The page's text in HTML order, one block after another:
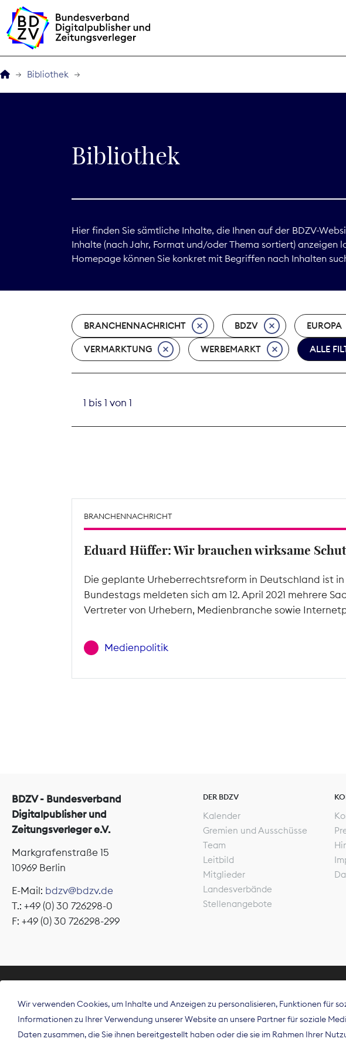
BDZVplus GmbH
Service
Bibliothek
Bibliothek
Hier finden Sie sämtliche Inhalte, die Ihnen auf der BDZV-
Inhalte (nach Jahr, Format und/oder Thema sortiert) anzeigen
Homepage können Sie konkret mit Begriffen nach Inhalten
BRANCHENNACHRICHT BDZV EUROPA
VERMARKTUNG WERBEMARKT ALLE
1 bis 1 von 1
BRANCHENNACHRICHT
Eduard Hüffer: Wir brauchen wirksame
Die geplante Urheberrechtsreform in Deutschland ist
Bundestags meldeten sich am 12. April 2021 mehrere
Vertreter von Urhebern, Medienbranche sowie
Medienpolitik
BDZV - Bundesverband
Digitalpublisher und
Zeitungsverleger e.V.
Markgrafenstraße 15
10969 Berlin
E-Mail: bdzv@bdzv.de
T.: +49 (0) 30 726298-0
F: +49 (0) 30 726298-299
DER BDZV
Kalender
Gremien und Ausschüsse
Team
Leitbild
Mitglieder
Landesverbände
Stellenangebote
Der Bundesverband
Spitzenorganisation die
Deutschland und auf EU-
Wir verwenden Cookies, um Inhalte und Anzeigen zu personalisieren, Funktionen für
Informationen zu Ihrer Verwendung unserer Website an unsere Partner für soziale
Daten zusammen, die Sie ihnen bereitgestellt haben oder die sie im Rahmen Ihrer